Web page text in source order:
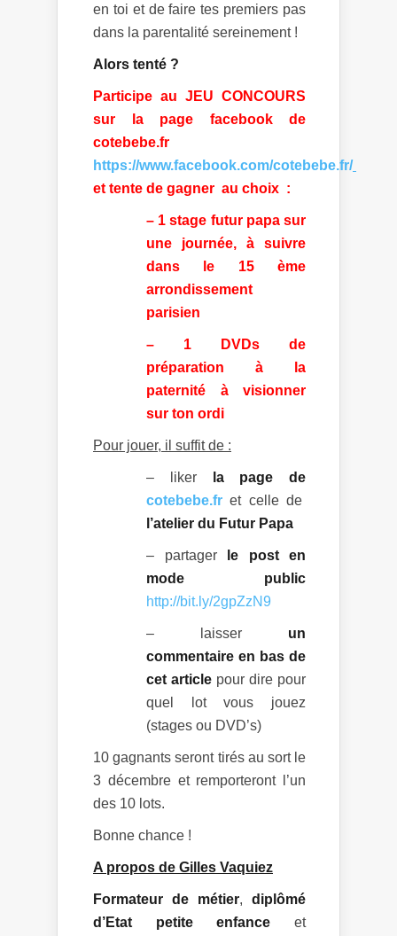
en toi et de faire tes premiers pas
dans la parentalité sereinement !
Alors tenté ?
Participe au JEU CONCOURS
sur la page facebook de
cotebebe.fr
https://www.facebook.com/cotebebe.fr/
et tente de gagner au choix :
– 1 stage futur papa sur
une journée, à suivre
dans le 15 ème
arrondissement
parisien
– 1 DVDs de
préparation à la
paternité à visionner
sur ton ordi
Pour jouer, il suffit de :
– liker
la page de
cotebebe.fr et celle de
l’atelier du Futur Papa
– partager
le post en
mode public
http://bit.ly/2gpZzN9
– laisser un
commentaire en bas de
cet article pour dire pour
quel lot vous jouez
(stages ou DVD’s)
10 gagnants seront tirés au sort le
3 décembre et remporteront l’un
des 10 lots.
Bonne chance !
A propos de Gilles Vaquiez
Formateur de métier, diplômé
d’Etat petite enfance et